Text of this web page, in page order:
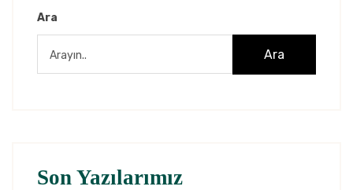
Ara
Ara
Son Yazılarımız